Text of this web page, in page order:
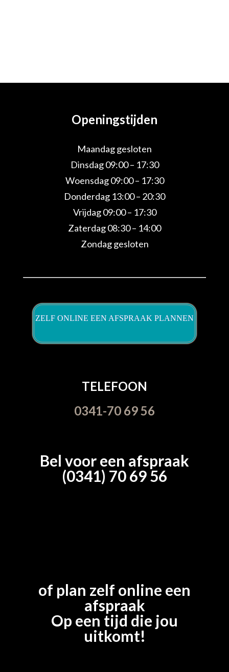
Openingstijden
Maandag gesloten
Dinsdag 09:00 – 17:30
Woensdag 09:00 – 17:30
Donderdag 13:00 – 20:30
Vrijdag 09:00 – 17:30
Zaterdag 08:30 – 14:00
Zondag gesloten
ZELF ONLINE EEN AFSPRAAK PLANNEN
TELEFOON
0341-70 69 56
Bel voor een afspraak
(0341) 70 69 56
of plan zelf online een
afspraak
Op een tijd die jou
uitkomt!